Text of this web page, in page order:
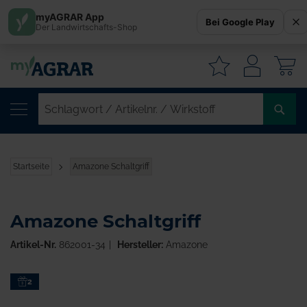
Startseite Amazone Schaltgriff
Zum2
Amazone Schaltgriff
Artikel-Nr. 862001-34 Hersteller:Amazone
myAGRAR App
Der Landwirtschafts-Shop Bei Google Play